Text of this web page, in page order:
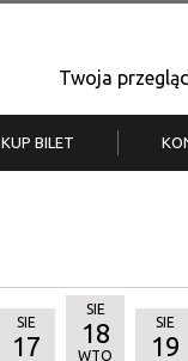
Twoja
KUP BILET
SIE
17
SIE
18
WTO
SIE
19